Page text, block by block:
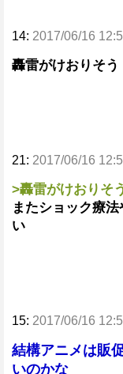
14: 2017/06/16
轟雷がけおりそう
21: 2017/06/16
>轟雷がけおりそ
またショック療
い
15: 2017/06/16
結構アニメは販
いのかな